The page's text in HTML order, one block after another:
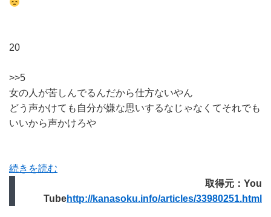
20
>>5
女の人が苦しんでるんだから仕方ないやん
どう声かけても自分が嫌な思いするなじゃなくてそれでも
いいから声かけろや
続きを読む
取得元：You
Tubehttp://kanasoku.info/articles/33980251.html